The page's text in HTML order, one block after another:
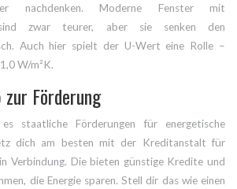
nachdenken. Moderne Fenster mit
sind zwar teurer, aber sie senken den
Auch hier spielt der U-Wert eine Rolle –
W/m²K.
Förderung
staatliche Förderungen für energetische
dich am besten mit der Kreditanstalt für
Verbindung. Die bieten günstige Kredite und
die Energie sparen. Stell dir das wie einen